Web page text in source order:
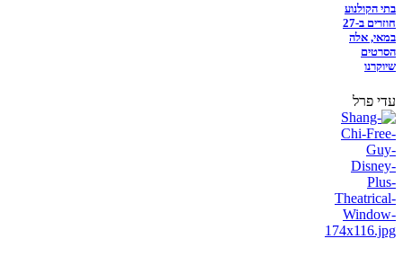
בתי הקולנוע
חוזרים ב-27
במאי, אלה
הסרטים
שיוקרנו
עדי פרל